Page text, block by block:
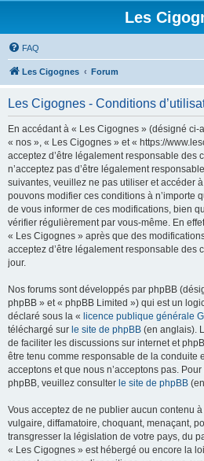
Les
FAQ
Les Cigognes Forum
Les Cigognes - Conditions
En accédant à « Les Cigognes » (désigné ci-
« nos », « Les Cigognes » et « https://
acceptez d’être légalement responsable des
n’acceptez pas d’être légalement
suivantes, veuillez ne pas utiliser et accéder
pouvons modifier ces conditions à n’importe
de vous informer de ces modifications, bien
vérifier régulièrement par vous-même. En
« Les Cigognes » après que des
acceptez d’être légalement responsable des
jour.
Nos forums sont développés par phpBB
phpBB » et « phpBB Limited ») qui est un
déclaré sous la « licence publique générale
téléchargé sur le site de phpBB (en anglais).
de faciliter les discussions sur internet et
être tenu comme responsable de la conduite
acceptons et que nous n’acceptons pas.
phpBB, veuillez consulter le site de phpBB
Vous acceptez de ne publier aucun contenu
vulgaire, diffamatoire, choquant, menaçant,
transgresser la législation de votre pays, du
« Les Cigognes » est hébergé ou encore la